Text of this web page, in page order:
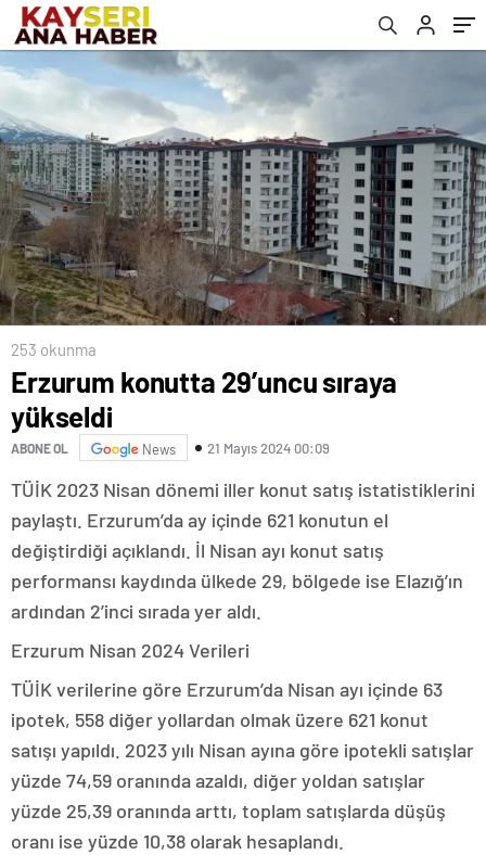
253 okunma
Erzurum konutta 29’uncu sıraya
yükseldi
ABONE OL News 21 Mayıs 2024 00:09
TÜİK 2023 Nisan dönemi iller konut satış istatistiklerini
paylaştı. Erzurum’da ay içinde 621 konutun el
değiştirdiği açıklandı. İl Nisan ayı konut satış
performansı kaydında ülkede 29, bölgede ise Elazığ’ın
ardından 2’inci sırada yer aldı.
Erzurum Nisan 2024 Verileri
TÜİK verilerine göre Erzurum’da Nisan ayı içinde 63
ipotek, 558 diğer yollardan olmak üzere 621 konut
satışı yapıldı. 2023 yılı Nisan ayına göre ipotekli satışlar
yüzde 74,59 oranında azaldı, diğer yoldan satışlar
yüzde 25,39 oranında arttı, toplam satışlarda düşüş
oranı ise yüzde 10,38 olarak hesaplandı.